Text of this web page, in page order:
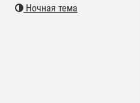
Ночная тема